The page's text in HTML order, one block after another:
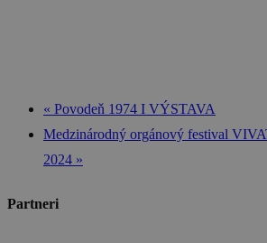
« Povodeň 1974 I VÝSTAVA
Medzinárodný orgánový festival
2024 »
Partneri